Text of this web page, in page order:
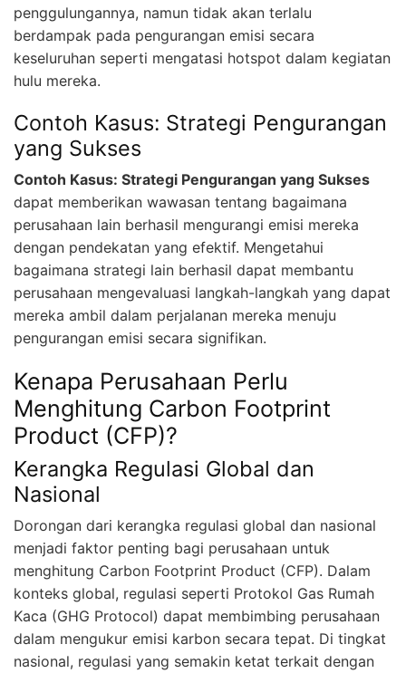
penggulungannya, namun tidak akan terlalu
berdampak pada pengurangan emisi secara
keseluruhan seperti mengatasi hotspot dalam kegiatan
hulu mereka.
Contoh Kasus: Strategi Pengurangan
yang Sukses
Contoh Kasus: Strategi Pengurangan yang Sukses
dapat memberikan wawasan tentang bagaimana
perusahaan lain berhasil mengurangi emisi mereka
dengan pendekatan yang efektif. Mengetahui
bagaimana strategi lain berhasil dapat membantu
perusahaan mengevaluasi langkah-langkah yang dapat
mereka ambil dalam perjalanan mereka menuju
pengurangan emisi secara signifikan.
Kenapa Perusahaan Perlu
Menghitung Carbon Footprint
Product (CFP)?
Kerangka Regulasi Global dan
Nasional
Dorongan dari kerangka regulasi global dan nasional
menjadi faktor penting bagi perusahaan untuk
menghitung Carbon Footprint Product (CFP). Dalam
konteks global, regulasi seperti Protokol Gas Rumah
Kaca (GHG Protocol) dapat membimbing perusahaan
dalam mengukur emisi karbon secara tepat. Di tingkat
nasional, regulasi yang semakin ketat terkait dengan